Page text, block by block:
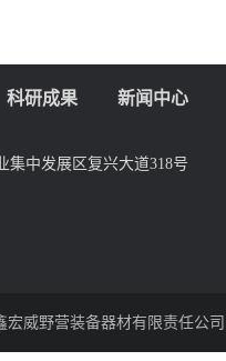
科研成果 新闻中心
集中发展区复兴大道318号
宏威野营装备器材有限责任公司